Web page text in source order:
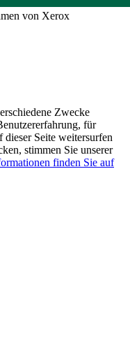
von Xerox
Zwecke
für
Seite weitersurfen
stimmen Sie unserer
finden Sie auf